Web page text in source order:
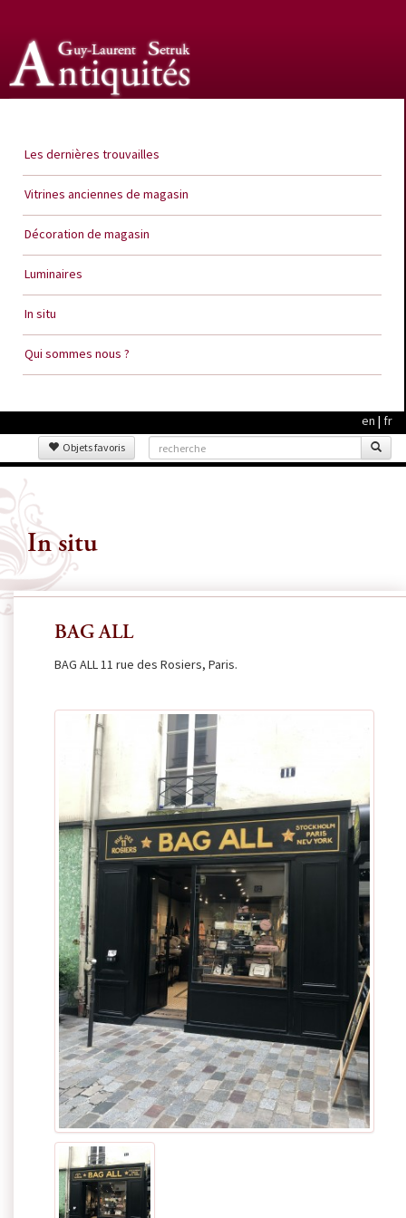
Les dernières trouvailles
Vitrines anciennes de magasin
Décoration de magasin
Luminaires
In situ
Qui sommes nous ?
en | fr
Objets favoris
In situ
BAG ALL
BAG ALL 11 rue des Rosiers, Paris.